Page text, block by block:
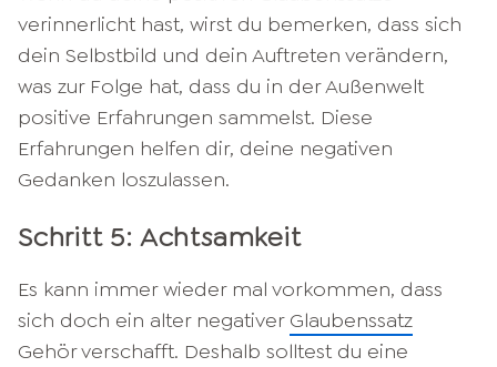
verinnerlicht hast, wirst du bemerken, dass sich
dein Selbstbild und dein Auftreten verändern,
was zur Folge hat, dass du in der Außenwelt
positive Erfahrungen sammelst. Diese
Erfahrungen helfen dir, deine negativen
Gedanken loszulassen.
Schritt 5: Achtsamkeit
Es kann immer wieder mal vorkommen, dass
sich doch ein alter negativer Glaubenssatz
Gehör verschafft. Deshalb solltest du eine